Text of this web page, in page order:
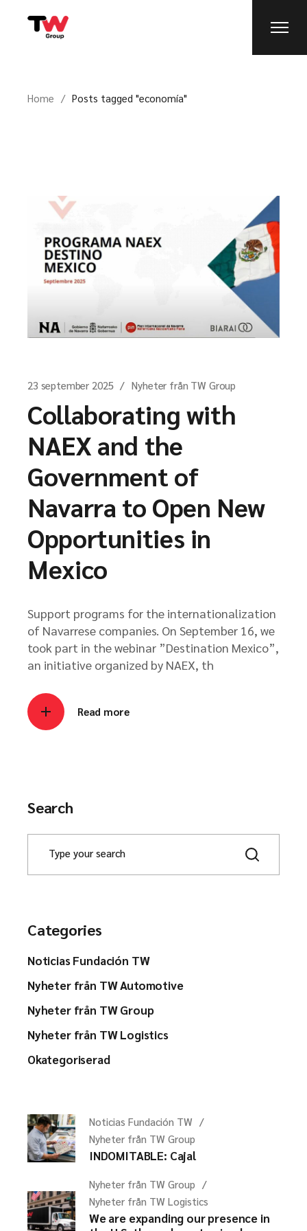
Home Posts tagged "economía"
23 september 2025 Nyheter från TW Group
Collaborating with
NAEX and the
Government of
Navarra to Open New
Opportunities in
Mexico
Support programs for the internationalization
of Navarrese companies. On September 16, we
took part in the webinar ”Destination Mexico”,
an initiative organized by NAEX, th
Read more
Search
Categories
Noticias Fundación TW
Nyheter från TW Automotive
Nyheter från TW Group
Nyheter från TW Logistics
Okategoriserad
Noticias Fundación TW
Nyheter från TW Group
INDOMITABLE: Cajal
Nyheter från TW Group
Nyheter från TW Logistics
We are expanding our presence in